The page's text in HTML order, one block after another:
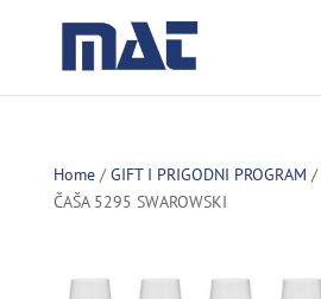
Home/GIFT I PRIGODNI PROGRAM /
ČAŠA 5295 SWAROWSKI